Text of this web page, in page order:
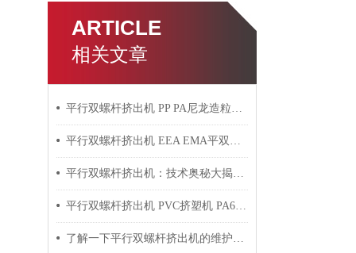
ARTICLE
相关文章
平行双螺杆挤出机 PP PA尼龙造粒机技术参数
平行双螺杆挤出机 EEA EMA平双挤出机 双螺杆挤出机技术参数
平行双螺杆挤出机：技术奥秘大揭秘！
平行双螺杆挤出机 PVC挤塑机 PA6+玻纤挤出造粒机技术参数
了解一下平行双螺杆挤出机的维护保养方法吧